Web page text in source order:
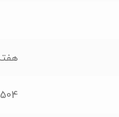
504